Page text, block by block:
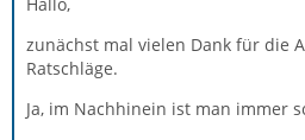
zunächst mal vielen Dank für die
Ratschläge.
Ja, im Nachhinein ist man immer